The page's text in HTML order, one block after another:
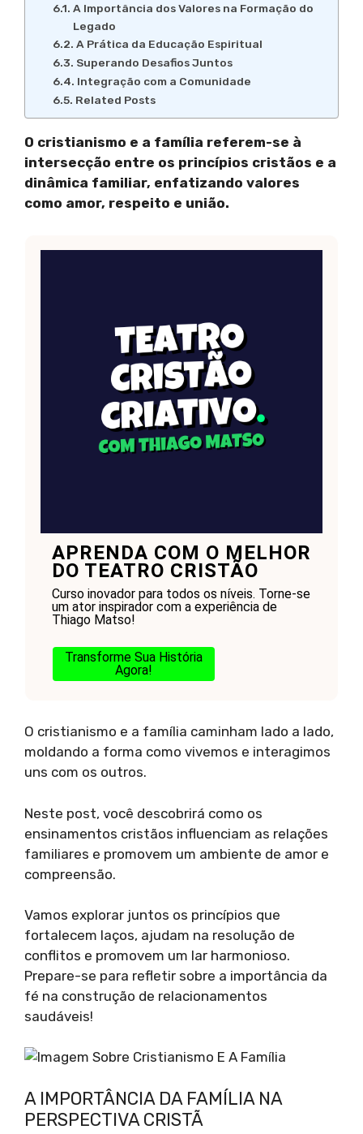
A Importância dos Valores na Formação do
Legado
A Prática da Educação Espiritual
Superando Desafios Juntos
Integração com a Comunidade
Related Posts
O cristianismo e a família referem-se à
intersecção entre os princípios cristãos e a
dinâmica familiar, enfatizando valores
como amor, respeito e união.
APRENDA COM O MELHOR
DO TEATRO CRISTÃO
Curso inovador para todos os níveis. Torne-se
um ator inspirador com a experiência de
Thiago Matso!
Transforme Sua História
Agora!
O cristianismo e a família caminham lado a lado,
moldando a forma como vivemos e interagimos
uns com os outros.
Neste post, você descobrirá como os
ensinamentos cristãos influenciam as relações
familiares e promovem um ambiente de amor e
compreensão.
Vamos explorar juntos os princípios que
fortalecem laços, ajudam na resolução de
conflitos e promovem um lar harmonioso.
Prepare-se para refletir sobre a importância da
fé na construção de relacionamentos
saudáveis!
A IMPORTÂNCIA DA FAMÍLIA NA
PERSPECTIVA CRISTÃ